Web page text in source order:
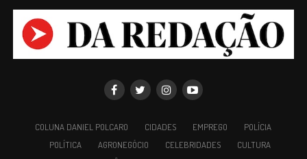
COLUNA DANIEL POLCARO CIDADES EMPREGO
POLÍCIA
POLÍTICA
AGRONEGÓCIO CELEBRIDADES
CULTURA